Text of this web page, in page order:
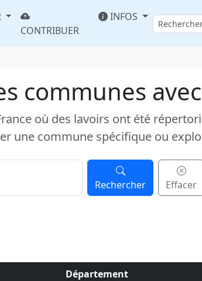
CONTRIBUER
INFOS
communes
où des lavoirs ont été
une commune spécifique ou
Rechercher Effacer
Département